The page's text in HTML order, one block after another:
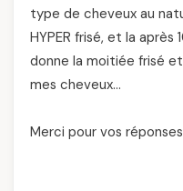
type de cheveux au
HYPER frisé, et la après
donne la moitiée frisé
mes cheveux…
Merci pour vos